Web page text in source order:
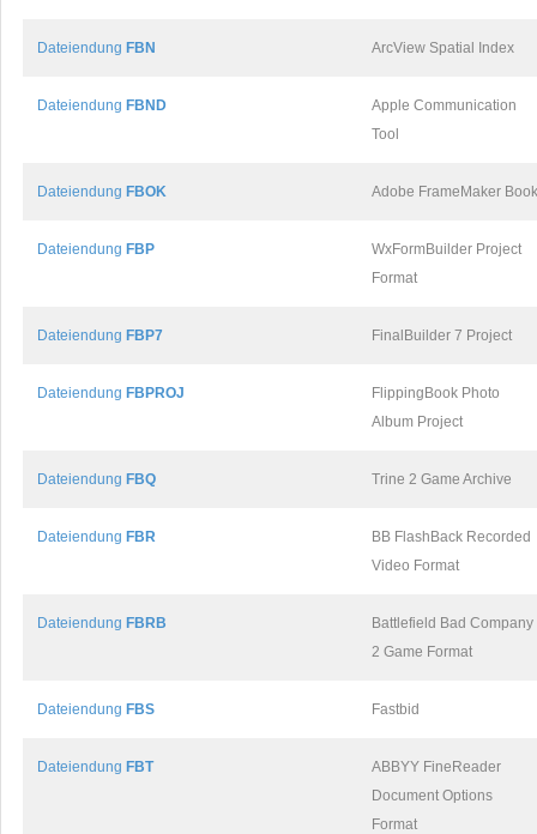
Dateiendung FBN ArcView Spatial Index
Dateiendung FBND
Apple Communication
Tool
Dateiendung FBOK Adobe FrameMaker Book
Dateiendung FBP
WxFormBuilder Project
Format
Dateiendung FBP7 FinalBuilder 7 Project
Dateiendung FBPROJ
FlippingBook Photo
Album Project
Dateiendung FBQ Trine 2 Game Archive
Dateiendung FBR
BB FlashBack Recorded
Video Format
Dateiendung FBRB
Battlefield Bad Company
2 Game Format
Dateiendung FBS Fastbid
Dateiendung FBT
ABBYY FineReader
Document Options
Format